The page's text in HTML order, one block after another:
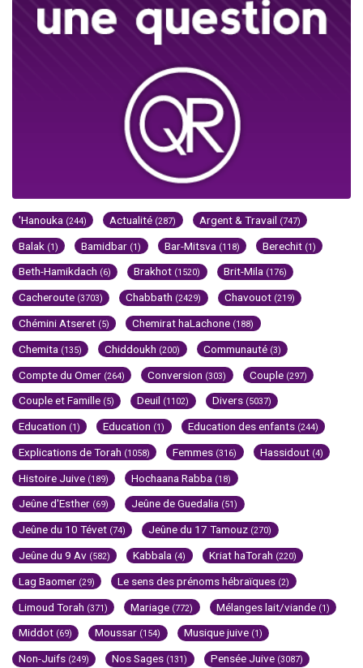
'Hanouka (244) Actualité (287) Argent & Travail (747)
Balak (1) Bamidbar (1) Bar-Mitsva (118) Berechit (1)
Beth-Hamikdach (6) Brakhot (1520) Brit-Mila (176)
Cacheroute (3703) Chabbath (2429) Chavouot (219)
Chémini Atseret (5) Chemirat haLachone (188)
Chemita (135) Chiddoukh (200) Communauté (3)
Compte du Omer (264) Conversion (303) Couple (297)
Couple et Famille (5) Deuil (1102) Divers (5037)
Education (1) Education (1) Education des enfants (244)
Explications de Torah (1058) Femmes (316) Hassidout (4)
Histoire Juive (189) Hochaana Rabba (18)
Jeûne d'Esther (69) Jeûne de Guedalia (51)
Jeûne du 10 Tévet (74) Jeûne du 17 Tamouz (270)
Jeûne du 9 Av (582) Kabbala (4) Kriat haTorah (220)
Lag Baomer (29) Le sens des prénoms hébraïques (2)
Limoud Torah (371) Mariage (772) Mélanges lait/viande (1)
Middot (69) Moussar (154) Musique juive (1)
Non-Juifs (249) Nos Sages (131) Pensée Juive (3087)